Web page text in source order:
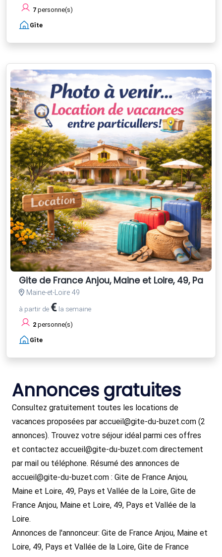
7 personne(s)
Gîte
Gite de France Anjou, Maine et Loire, 49, Pays
Maine-et-Loire 49
à partir de € la semaine
2 personne(s)
Gîte
Annonces gratuites
Consultez gratuitement toutes les locations de
vacances proposées par accueil@gite-du-buzet.com (2
annonces). Trouvez votre séjour idéal parmi ces offres
et contactez accueil@gite-du-buzet.com directement
par mail ou téléphone. Résumé des annonces de
accueil@gite-du-buzet.com : Gite de France Anjou,
Maine et Loire, 49, Pays et Vallée de la Loire, Gite de
France Anjou, Maine et Loire, 49, Pays et Vallée de la
Loire.
Annonces de l'annonceur: Gite de France Anjou, Maine et
Loire, 49, Pays et Vallée de la Loire, Gite de France